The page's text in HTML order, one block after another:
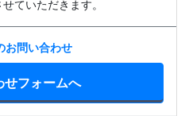
ていただきます。
お問い合わせ
せフォームへ